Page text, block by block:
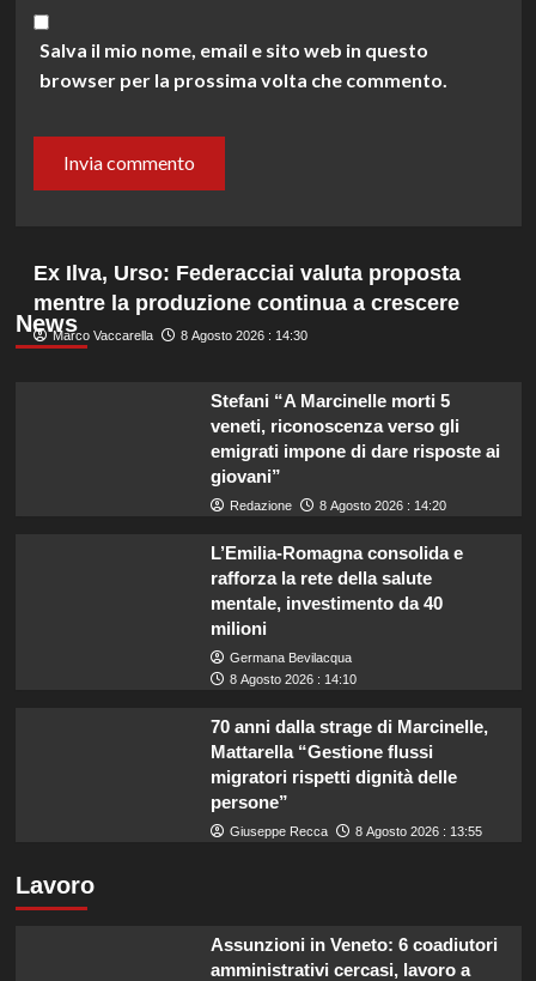
Salva il mio nome, email e sito web in questo
browser per la prossima volta che commento.
News
Ex Ilva, Urso: Federacciai valuta proposta
mentre la produzione continua a crescere
Marco Vaccarella 8 Agosto 2026 : 14:30
Stefani “A Marcinelle morti 5
veneti, riconoscenza verso gli
emigrati impone di dare risposte ai
giovani”
Redazione 8 Agosto 2026 : 14:20
L’Emilia-Romagna consolida e
rafforza la rete della salute
mentale, investimento da 40
milioni
Germana Bevilacqua
8 Agosto 2026 : 14:10
70 anni dalla strage di Marcinelle,
Mattarella “Gestione flussi
migratori rispetti dignità delle
persone”
Giuseppe Recca 8 Agosto 2026 : 13:55
Lavoro
Assunzioni in Veneto: 6 coadiutori
amministrativi cercasi, lavoro a